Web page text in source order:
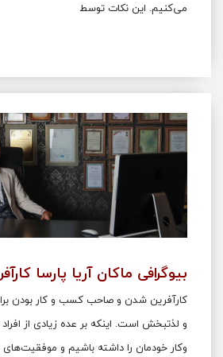
می‌کنیم. این نکات توسط
بیوگرافی ماکان آریا پارسا
کارآفرین شدن و صاحب کسب و کار بودن
و لذتبخش است. اینکه بر عده زیادی از
وکار خودمان را داشته باشیم و